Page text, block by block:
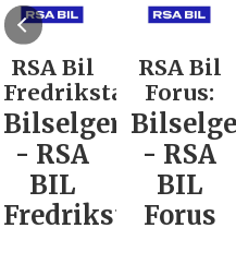
RSA Bil
Fredrikstad:
Bilselger
- RSA
BIL
Fredrikstad
RSA Bil
Forus:
- RSA
BIL
Forus